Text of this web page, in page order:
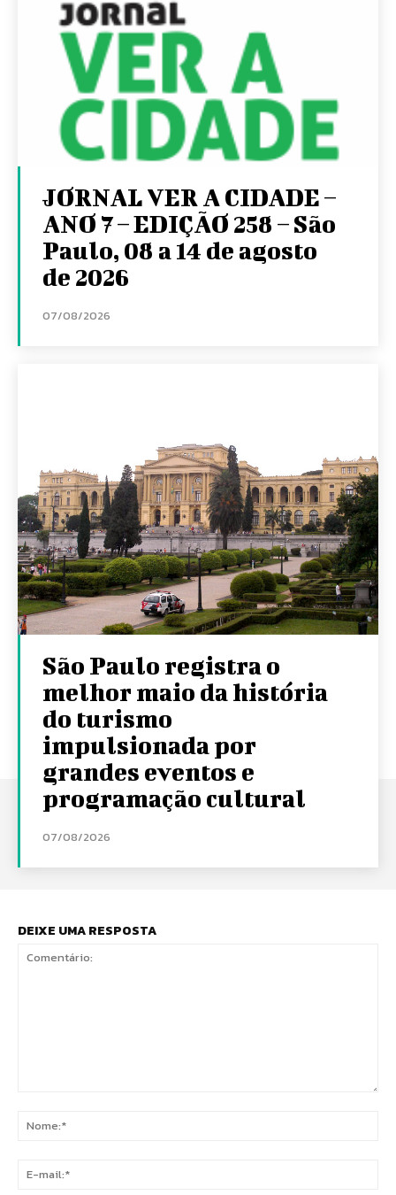
JORNAL VER A CIDADE –
ANO 7 – EDIÇÃO 258 – São
Paulo, 08 a 14 de agosto
de 2026
07/08/2026
São Paulo registra o
melhor maio da história
do turismo
impulsionada por
grandes eventos e
programação cultural
07/08/2026
DEIXE UMA RESPOSTA